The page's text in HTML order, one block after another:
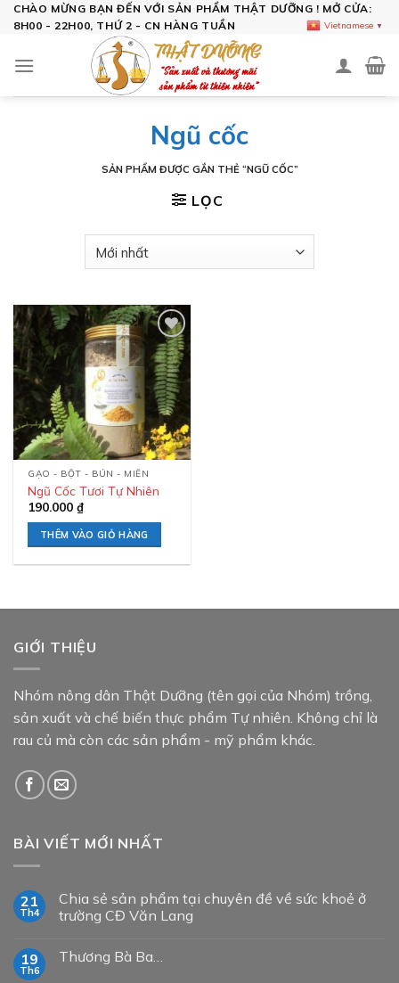
SkipCHÀO MỪNG BẠN ĐẾN VỚI SẢN PHẨM THẬT DƯỠNG ! MỞ CỬA:
8H00 - 22H00, THỨ 2 - CN HÀNG TUẦN
Ngũ cốc
SẢN PHẨM ĐƯỢC GẮN THẺ “NGŨ CỐC”
LỌC
Add to
wishlist
GẠO - BỘT - BÚN - MIẾN
Ngũ Cốc Tươi Tự Nhiên
190.000₫
THÊM VÀO GIỎ HÀNG
GIỚI THIỆU
Nhóm nông dân Thật Dưỡng (tên gọi của Nhóm) trồng,
sản xuất và chế biến thực phẩm Tự nhiên. Không chỉ là
rau củ mà còn các sản phẩm - mỹ phẩm khác.
BÀI VIẾT MỚI NHẤT
21
Th4
Chia sẻ sản phẩm tại chuyên đề về sức khoẻ ở
trường CĐ Văn Lang
19
Th6
Thương Bà Ba…
Vietnamese ▼